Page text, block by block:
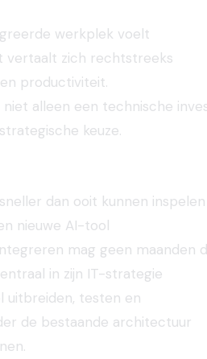
werkplek voelt
vertaalt zich rechtstreeks
productiviteit.
niet alleen een technische
strategische keuze.
sneller dan ooit kunnen inspelen
nieuwe AI-tool
mag geen maanden
in zijn IT-strategie
uitbreiden, testen en
de bestaande architectuur